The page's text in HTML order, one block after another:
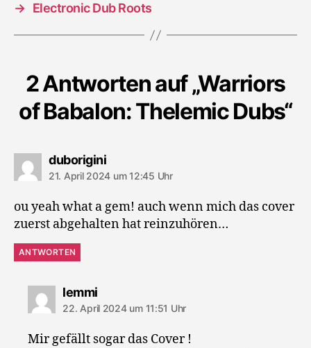
→ Electronic Dub Roots
2 Antworten auf „Warriors
of Babalon: Thelemic Dubs“
duboriginisagt:
21. April 2024 um 12:45 Uhr
ou yeah what a gem! auch wenn mich das cover
zuerst abgehalten hat reinzuhören…
ANTWORTEN
lemmisagt:
22. April 2024 um 11:51 Uhr
Mir gefällt sogar das Cover !